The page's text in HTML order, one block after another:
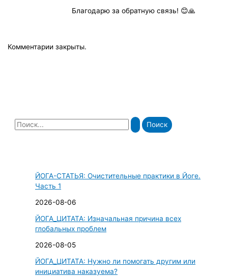
Благодарю за обратную связь! 😊🙏
Комментарии закрыты.
П
ЙОГА-СТАТЬЯ: Очистительные практики в Йоге.
Часть 1
2026-08-06
ЙОГА_ЦИТАТА: Изначальная причина всех
глобальных проблем
2026-08-05
ЙОГА_ЦИТАТА: Нужно ли помогать другим или
инициатива наказуема?